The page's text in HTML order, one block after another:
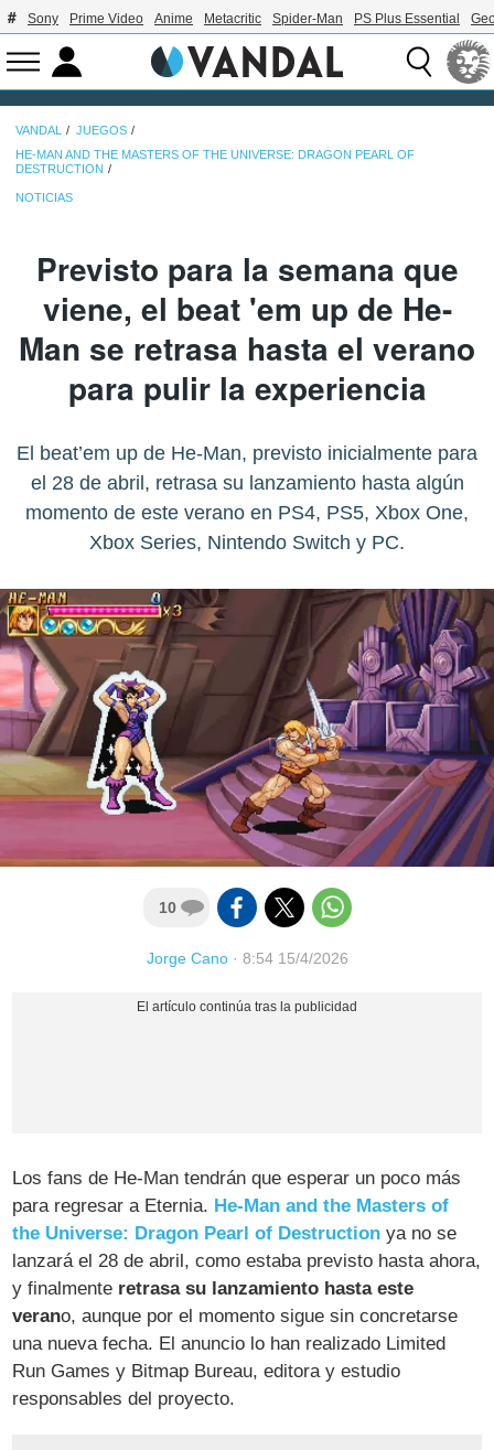
Sony Prime Video Anime Metacritic Spider-Man PS Plus Essential
VANDAL
JUEGOS
HE-MAN AND THE MASTERS OF THE UNIVERSE: DRAGON PEARL OF
DESTRUCTION
NOTICIAS
Previsto para la semana que
viene, el beat 'em up de He-
Man se retrasa hasta el verano
para pulir la experiencia
El beat’em up de He-Man, previsto inicialmente para
el 28 de abril, retrasa su lanzamiento hasta algún
momento de este verano en PS4, PS5, Xbox One,
Xbox Series, Nintendo Switch y PC.
10
Jorge Cano· 8:54 15/4/2026
Los fans de He-Man tendrán que esperar un poco más
para regresar a Eternia. He-Man and the Masters of
the Universe: Dragon Pearl of Destruction ya no se
lanzará el 28 de abril, como estaba previsto hasta ahora,
y finalmente retrasa su lanzamiento hasta este
verano, aunque por el momento sigue sin concretarse
una nueva fecha. El anuncio lo han realizado Limited
Run Games y Bitmap Bureau, editora y estudio
responsables del proyecto.